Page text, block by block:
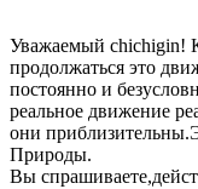
Уважаемый chichigin!
продолжаться это
постоянно и
реальное движение
они
Природы.
Вы